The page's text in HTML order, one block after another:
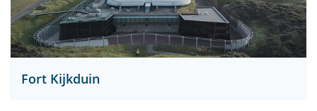
Fort Kijkduin